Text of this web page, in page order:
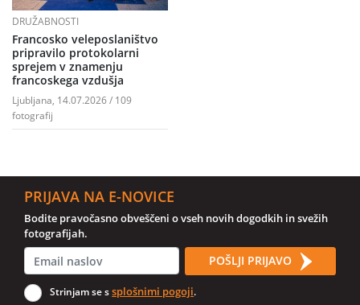
DRUŽABNOSTI
Francosko veleposlaništvo
pripravilo protokolarni
sprejem v znamenju
francoskega vzdušja
Ljubljana, 14.07.2026 / 109
fotografij
PRIJAVA NA E-NOVICE
Bodite pravočasno obveščeni o vseh novih dogodkih in svežih
fotografijah.
POŠLJI PRIJAVO
Strinjam se ssplošnimi pogoji.